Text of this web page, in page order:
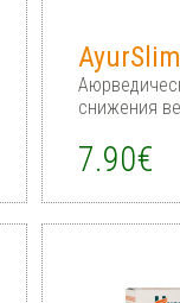
снижения
7.90€